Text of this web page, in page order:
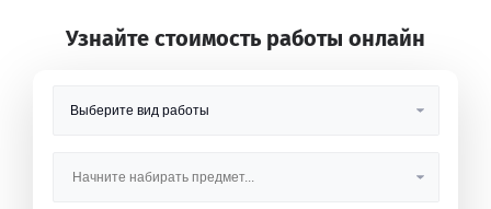
Узнайте стоимость работы онлайн